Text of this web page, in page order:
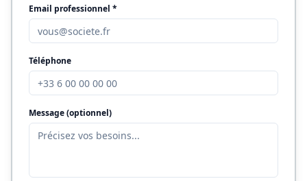
Email professionnel *
Téléphone
Message (optionnel)